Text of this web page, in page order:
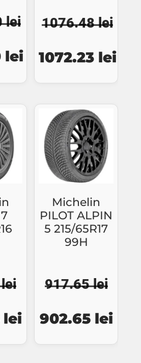
lei
lei
curent
este:
1155.90 lei.
1076.48lei
inițial
a
fost:
1076.48 lei.
1072.23 lei
lei
lei
curent
este:
Michelin
PILOT ALPIN
5 215/65R17
99H
917.65lei
inițial
a
902.65 lei